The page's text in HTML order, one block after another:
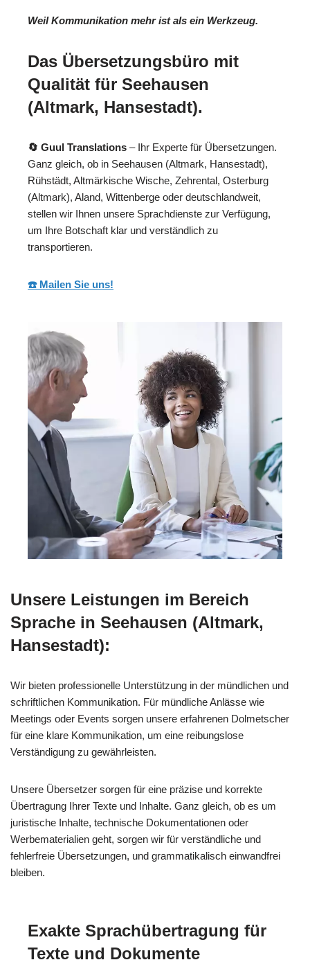
Weil Kommunikation mehr ist als ein Werkzeug.
Das Übersetzungsbüro mit
Qualität für Seehausen
(Altmark, Hansestadt).
🔄 Guul Translations – Ihr Experte für Übersetzungen.
Ganz gleich, ob in Seehausen (Altmark, Hansestadt),
Rühstädt, Altmärkische Wische, Zehrental, Osterburg
(Altmark), Aland, Wittenberge oder deutschlandweit,
stellen wir Ihnen unsere Sprachdienste zur Verfügung,
um Ihre Botschaft klar und verständlich zu
transportieren.
☎️ Mailen Sie uns!
Unsere Leistungen im Bereich
Sprache in Seehausen (Altmark,
Hansestadt):
Wir bieten professionelle Unterstützung in der mündlichen und
schriftlichen Kommunikation. Für mündliche Anlässe wie
Meetings oder Events sorgen unsere erfahrenen Dolmetscher
für eine klare Kommunikation, um eine reibungslose
Verständigung zu gewährleisten.
Unsere Übersetzer sorgen für eine präzise und korrekte
Übertragung Ihrer Texte und Inhalte. Ganz gleich, ob es um
juristische Inhalte, technische Dokumentationen oder
Werbematerialien geht, sorgen wir für verständliche und
fehlerfreie Übersetzungen, und grammatikalisch einwandfrei
bleiben.
Exakte Sprachübertragung für
Texte und Dokumente